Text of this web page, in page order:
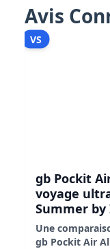
Avis
VS
gb Pockit
voyage
Summer
Une
gb Pockit Air